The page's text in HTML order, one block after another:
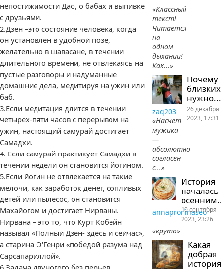
непостижимости Дао, о бабах и выпивке
с друзьями.
2.Дзен –это состояние человека, когда
он установлен в удобной позе,
желательно в шавасане, в течении
длительного времени, не отвлекаясь на
пустые разговоры и надуманные
домашние дела, медитируя на ужин или
баб.
3.Если медитация длится в течении
четырех-пяти часов с перерывом на
ужин, настоящий самурай достигает
Самадхи.
4. Если самурай практикует Самадхи в
течении недели он становится йогином.
5.Если йогин не отвлекается на такие
мелочи, как заработок денег, сопливых
детей или пылесос, он становится
Махайогом и достигает Нирваны.
Нирвана – это то, что Курт Кобейн
называл «Полный Дзен- здесь и сейчас»,
а старина О'Генри «победой разума над
Сарсапариллой».
6.Задача двуногого без перьев
«Классный
текст!
Читается
на
одном
дыхании!
Как...»
Почему
близких
нужно...
zaq203
«Насчет
мужика
—
абсолютно
согласен
с...»
26 декабря
2023, 17:31
История
началась
annaproninaseo
«круто»
10 сентября
2023, 23:26
Какая
добрая
история